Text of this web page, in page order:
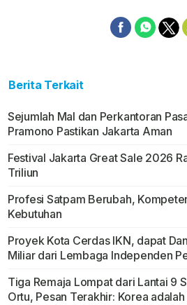
Berita Terkait
Sejumlah Mal dan Perkantoran
Pramono Pastikan Jakarta Aman
Festival Jakarta Great Sale 2026
Triliun
Profesi Satpam Berubah,
Kebutuhan
Proyek Kota Cerdas IKN, dapat
Miliar dari Lembaga Independen
Tiga Remaja Lompat dari Lantai 9
Ortu, Pesan Terakhir: Korea